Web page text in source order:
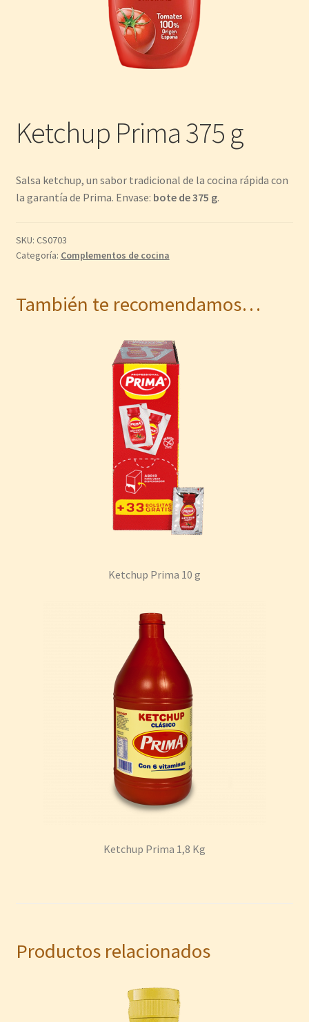
Ketchup Prima 375 g
Salsa ketchup, un sabor tradicional de la cocina rápida con
la garantía de Prima. Envase: bote de 375 g.
SKU: CS0703
Categoría: Complementos de cocina
También te recomendamos…
Ketchup Prima 10 g
Ketchup Prima 1,8 Kg
Productos relacionados